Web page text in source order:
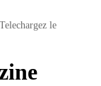
le